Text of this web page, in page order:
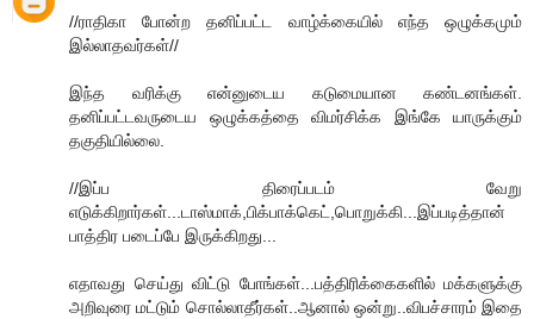
//ராதிகா போன்ற தனிப்பட்ட வாழ்க்கையில் எந்த ஒழுக்கமும்
இல்லாதவர்கள்//
இந்த வரிக்கு என்னுடைய கடுமையான கண்டனங்கள்.
தனிப்பட்டவருடைய ஒழுக்கத்தை விமர்சிக்க இங்கே யாருக்கும்
தகுதியில்லை.
//இப்ப திரைப்படம் வேறு
எடுக்கிறார்கள்...டாஸ்மாக்,பிக்பாக்கெட்,பொறுக்கி...இப்படித்தான்
பாத்திர படைப்பே இருக்கிறது...
எதாவது செய்து விட்டு போங்கள்...பத்திரிக்கைகளில் மக்களுக்கு
அறிவுரை மட்டும் சொல்லாதீர்கள்..ஆனால் ஒன்று..விபச்சாரம் இதை